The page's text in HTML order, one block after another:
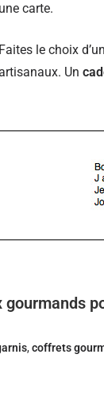
une carte.
Faites le choix d’un
Un
gourmands
,coffrets